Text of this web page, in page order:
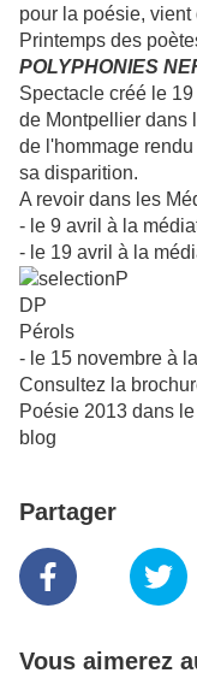
pour la poésie,
Printemps des
POLYPHONIES
Spectacle créé le
de Montpellier dans
de l'hommage
sa disparition.
A revoir dans les
- le 9 avril à la
- le 19 avril à la
Pérols
- le 15 novembre à
Consultez la
Poésie 2013 dans
blog
Partager
Vous aimerez